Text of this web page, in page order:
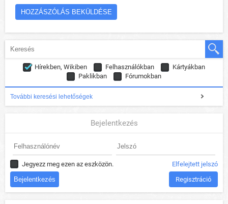
Hírekben, Wikiben Felhasználókban
Kártyákban
Paklikban
Fórumokban
További keresési lehetőségek
Bejelentkezés
Jegyezz meg ezen az eszközön. Elfelejtett jelszó
Regisztráció